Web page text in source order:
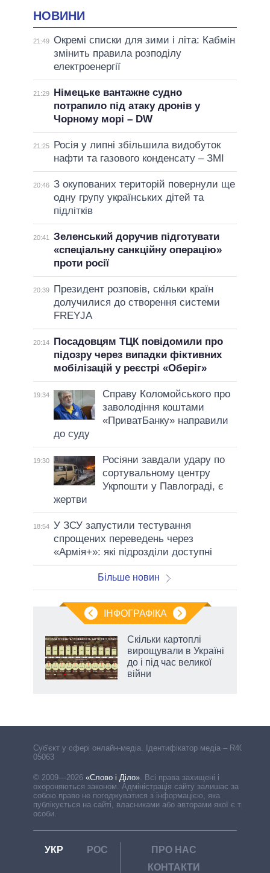
НОВИНИ
21:49 Окремі списки для зими і літа: Кабмін
змінить правила розподілу
електроенергії
21:29
Німецьке вантажне судно
потрапило під атаку дронів у
Чорному морі – DW
21:25
Росія у липні збільшила видобуток
нафти та газового конденсату – ЗМІ
20:46 З окупованих територій повернули ще
одну групу українських дітей та
підлітків
20:41
Зеленський доручив підготувати
«спеціальну санкційну операцію»
проти росії
20:39
Президент розповів, скільки країн
долучилися до створення системи
FREYJA
20:14
Посадовцям ТЦК повідомили про
підозру через випадки фіктивних
мобілізацій у реєстрі «Оберіг»
19:34
Справу Коломойського про
заволодіння коштами
«ПриватБанку» направили
до суду
19:30
Росіяни завдали удару по
сортувальному центру
Укрпошти у Павлограді, є
жертви
18:54 У ЗСУ запустили тестування
спрощених переведень через
«Армія+»: які підрозділи доступні
Більше новин
ІНФОГРАФІКА
Скільки картоплі
вирощували в Україні
до і під час великої
війни
Cуб'єкт у сфері онлайн-медіа. Ідентифікатор медіа – R40-
05063
© 2009—2026 «Слово і Діло». Всі права захищені і
охороняються законом. Адміністрація сайту залишає за
собою право не погоджуватися з інформацією, яка
публікується на сайті, власниками або авторами якої є треті
особи.
УКР РОС
ПРО НАС
КОНТАКТИ